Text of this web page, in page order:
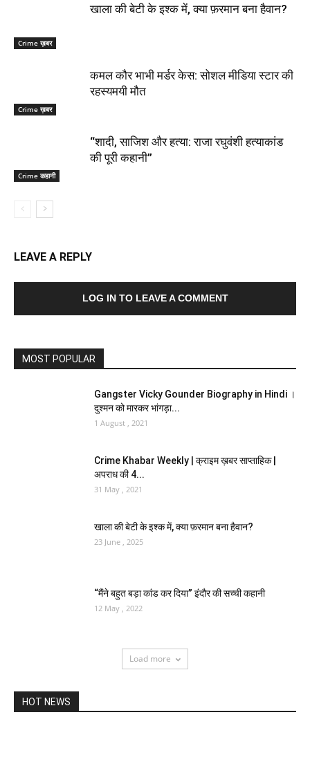
Crime ख़बर
खाला की बेटी के इश्क में, क्या फ़रमान बना हैवान?
Crime ख़बर
कमल कौर भाभी मर्डर केस: सोशल मीडिया स्टार की
रहस्यमयी मौत
Crime कहानी
“शादी, साजिश और हत्या: राजा रघुवंशी हत्याकांड
की पूरी कहानी”
LEAVE A REPLY
LOG IN TO LEAVE A COMMENT
MOST POPULAR
Gangster Vicky Gounder Biography in Hindi ।
दुश्मन को मारकर भांगड़ा...
1 August , 2021
Crime Khabar Weekly | क्राइम ख़बर साप्ताहिक |
अपराध की 4...
31 May , 2021
खाला की बेटी के इश्क में, क्या फ़रमान बना हैवान?
23 June , 2025
“मैंने बहुत बड़ा कांड कर दिया” इंदौर की सच्ची कहानी
12 May , 2022
Load more
HOT NEWS